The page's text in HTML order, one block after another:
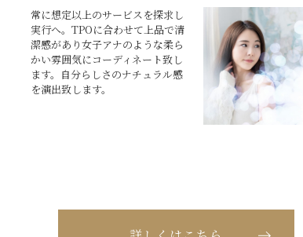
常に想定以上のサービスを探求し
実行へ。TPOに合わせて上品で清
潔感があり女子アナのような柔ら
かい雰囲気にコーディネート致し
ます。自分らしさのナチュラル感
を演出致します。